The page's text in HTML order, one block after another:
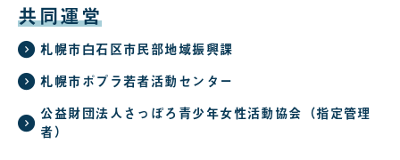
共同運営
札幌市白石区市民部地域振興課
札幌市ポプラ若者活動センター
公益財団法人さっぽろ青少年女性活動協会（指定管理
者）